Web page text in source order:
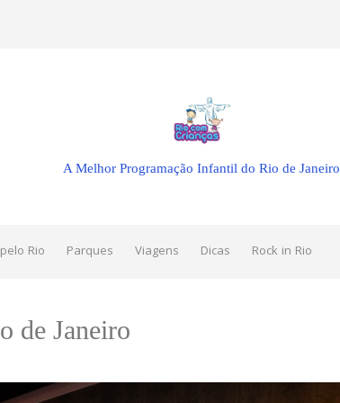
A Melhor Programação Infantil do Rio de Janeiro
Rio Parques Viagens Dicas Rock in Rio
de Janeiro